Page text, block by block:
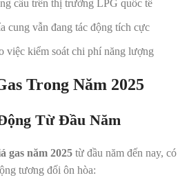
cầu trên thị trường LPG quốc tế
cung vẫn đang tác động tích cực
việc kiểm soát chi phí năng lượng
Trong Năm 2025
Từ Đầu Năm
gas năm 2025 từ đầu năm đến nay, có
tương đối ôn hòa: